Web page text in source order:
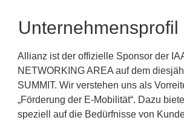
Unternehmensprofil
Allianz ist der offizielle Sponsor der
NETWORKING AREA auf dem
SUMMIT. Wir verstehen uns als
„Förderung der E-Mobilität“. Dazu
speziell auf die Bedürfnisse von